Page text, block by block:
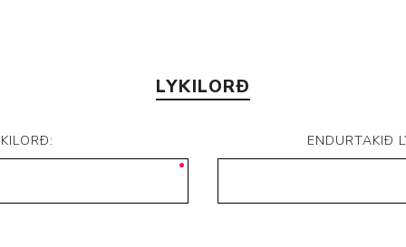
LYKILORÐ
ENDURTAKIÐ